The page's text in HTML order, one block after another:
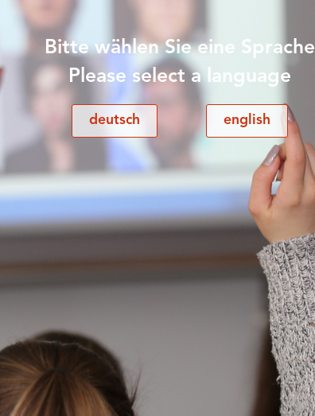
Bitte wählen Sie eine Sprache
Please select a language
deutsch english